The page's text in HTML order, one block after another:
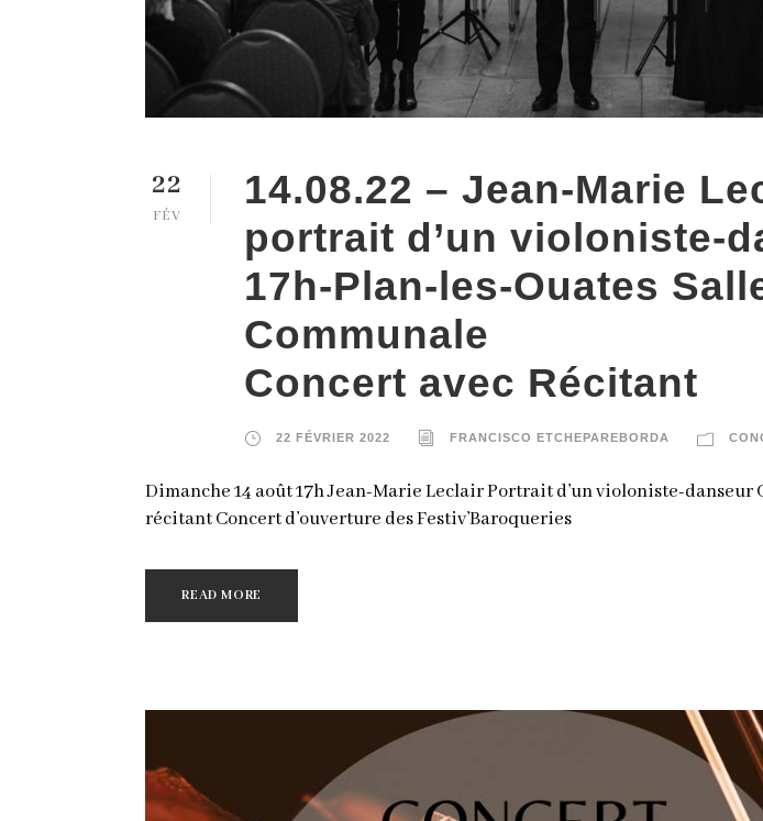
22
FÉV
14.08.22 – Jean-Marie
portrait d’un violoniste-
17h-Plan-les-Ouates
Communale
Concert avec Récitant
22 FÉVRIER 2022 FRANCISCO ETCHEPAREBORDA
Dimanche 14 août 17h Jean-Marie Leclair Portrait d’un violoniste-danseur
récitant Concert d’ouverture des Festiv’Baroqueries
READ MORE